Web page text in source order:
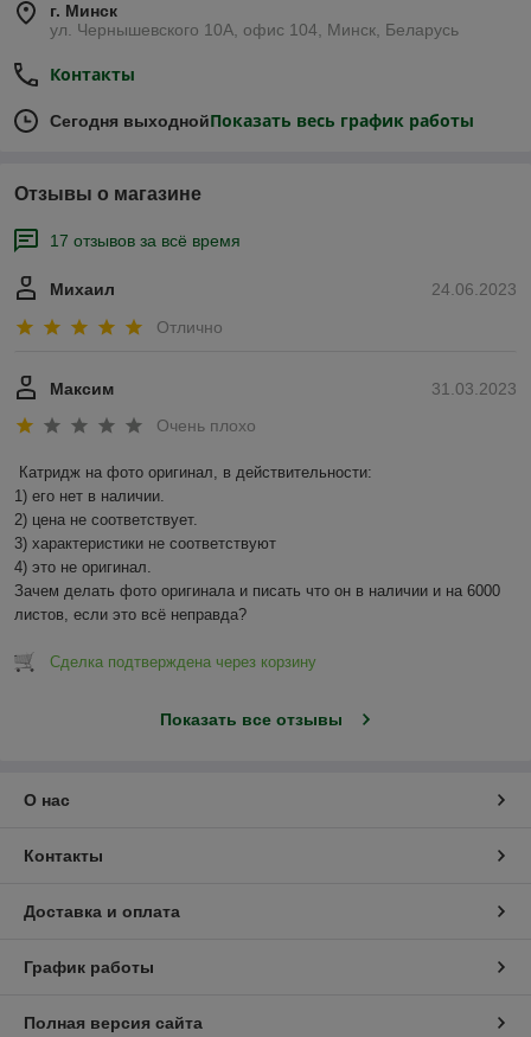
г. Минск
ул. Чернышевского 10А, офис 104, Минск, Беларусь
Контакты
Сегодня выходнойПоказать весь график работы
Отзывы о магазине
17 отзывов за всё время
24.06.2023
Михаил
Отлично
31.03.2023
Максим
Очень плохо
Катридж на фото оригинал, в действительности:
1) его нет в наличии.
2) цена не соответствует.
3) характеристики не соответствуют
4) это не оригинал.
Зачем делать фото оригинала и писать что он в наличии и на 6000
листов, если это всё неправда?
Сделка подтверждена через корзину
Показать все отзывы
О нас
Контакты
Доставка и оплата
График работы
Полная версия сайта